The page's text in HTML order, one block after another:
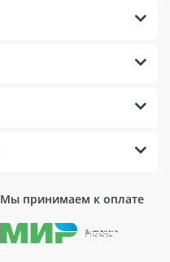
Мы принимаем к оплате